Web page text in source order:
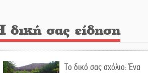
Καθαρίζονται τα ρέματα στις
δική σας είδηση
Το δικό σας σχόλιο: Ένα